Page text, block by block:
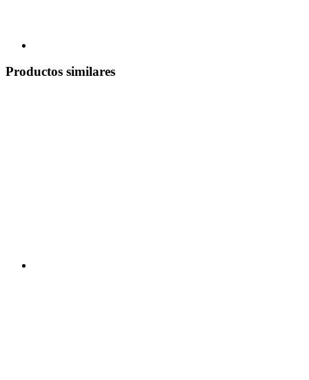
Productos similares